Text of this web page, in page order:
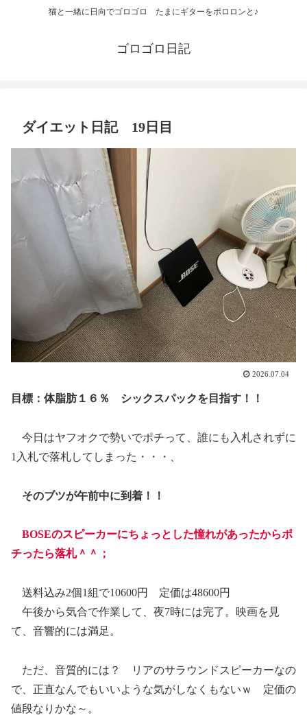
猫と一緒に日向でゴロゴロ たまにギターをポロロンと♪
ゴロゴロ日記
ダイエット日記 19日目
2026.07.04
目標：体脂肪１６％ シックスパックを目指す！！
今日はヤフオクで勢いでポチって、誰にも入札されずに
1入札で落札してしまった・・・、
そのブツが午前中に到着！！
BOSEのスピーカーにちょっとした憧れがあったからポ
チったら落札＾＾；
送料込み2個1組で10600円 定価は48600円
午後から気合で作業して、夜7時には完了。映画を見
て、音響的には満足。
ただ、音質的には？ リアのサラウンドスピーカーなの
で、正直なんでもいいような気がしなくもないｗ 定価の
値段なりかな～。